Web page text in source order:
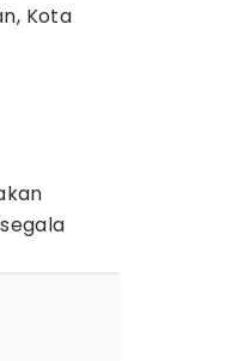
Kota